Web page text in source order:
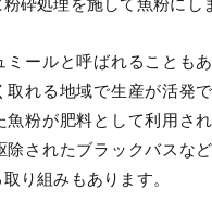
砕処理を施して魚粉にし
ミールと呼ばれることも
取れる地域で生産が活発
魚粉が肥料として利用さ
除されたブラックバスな
り組みもあります。